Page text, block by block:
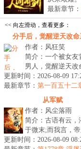
最新章节：
<< 向左滑动，查看更多：
分手后，觉醒逆天改命
作者：风狂笑
简介：一个被女友
男人，觉醒逆天改
统，洞察了世界气
那以后，他玩珠宝
更新时间：2026-08-09
最新章节： 第一百五十二
从军赋
作者：风尘落雨
简介：古语有云，
于微末;而我言，
于行伍!穿越大乾王
更新时间：2026-08-09